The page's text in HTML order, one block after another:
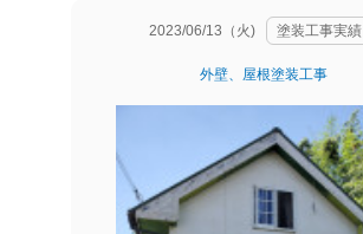
2023/06/13（火) 塗装工事実績
外壁、屋根塗装工事